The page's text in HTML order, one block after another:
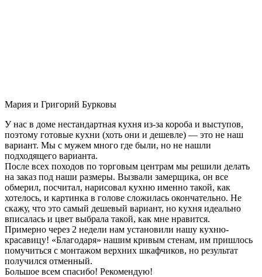
Мария и Григорий Бурковы
У нас в доме нестандартная кухня из-за короба и выступов,
поэтому готовые кухни (хоть они и дешевле) — это не наш
вариант. Мы с мужем много где были, но не нашли
подходящего варианта.
После всех походов по торговым центрам мы решили делать
на заказ под наши размеры. Вызвали замерщика, он все
обмерил, посчитал, нарисовал кухню именно такой, как
хотелось, и картинка в голове сложилась окончательно. Не
скажу, что это самый дешевый вариант, но кухня идеально
вписалась и цвет выбрала такой, как мне нравится.
Примерно через 2 недели нам установили нашу кухню-
красавицу! «Благодаря» нашим кривым стенам, им пришлось
помучиться с монтажом верхних шкафчиков, но результат
получился отменный.
Большое всем спасибо! Рекомендую!